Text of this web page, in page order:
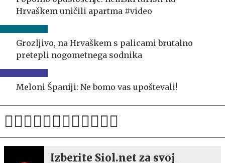
Hrvaškem uničili apartma #video
Grozljivo, na Hrvaškem s palicami brutalno
pretepli nogometnega sodnika
Meloni Španiji: Ne bomo vas upoštevali!
Izberite Siol.net za svoj